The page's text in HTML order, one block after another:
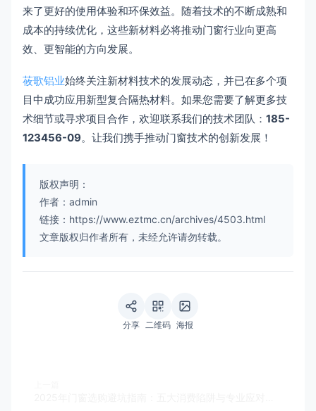
来了更好的使用体验和环保效益。随着技术的不断成熟和
成本的持续优化，这些新材料必将推动门窗行业向更高
效、更智能的方向发展。
莜歌铝业始终关注新材料技术的发展动态，并已在多个项
目中成功应用新型复合隔热材料。如果您需要了解更多技
术细节或寻求项目合作，欢迎联系我们的技术团队： 185-
123456-09。让我们携手推动门窗技术的创新发展！
版权声明：
作者：admin
链接：https://www.eztmc.cn/archives/4503.html
文章版权归作者所有，未经允许请勿转载。
分享 二维码 海报